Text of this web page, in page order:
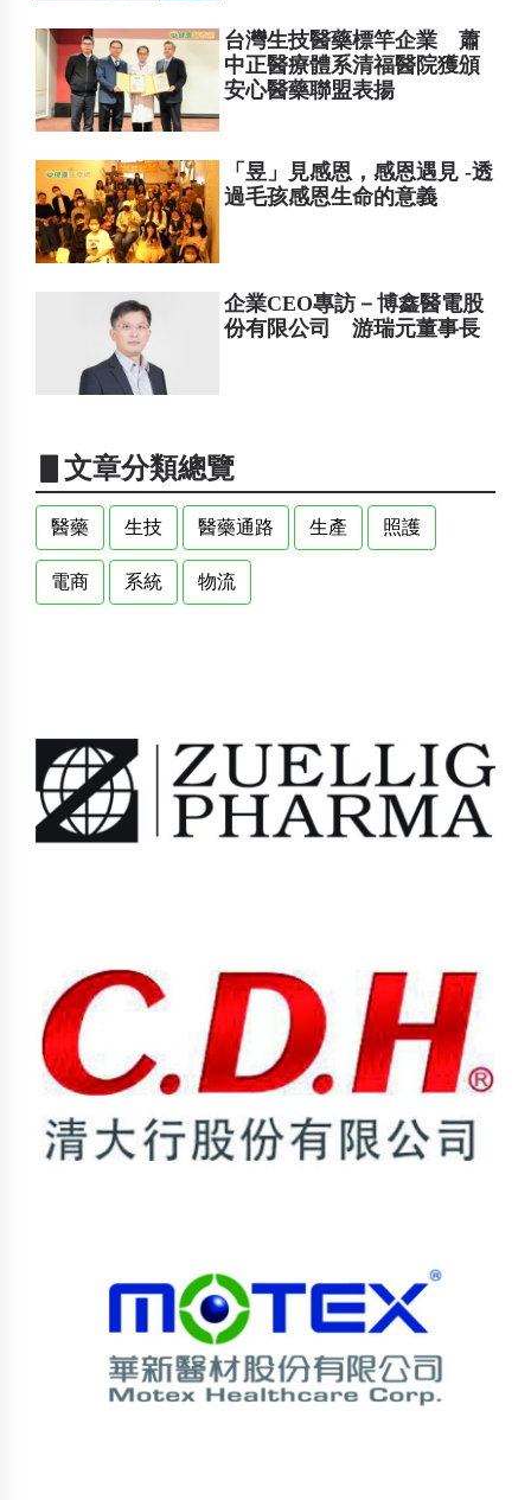
台灣生技醫藥標竿企業 蕭
中正醫療體系清福醫院獲頒
安心醫藥聯盟表揚
「昱」見感恩，感恩遇見 -透
過毛孩感恩生命的意義
企業CEO專訪－博鑫醫電股
份有限公司 游瑞元董事長
▋文章分類總覽
醫藥 生技 醫藥通路 生產 照護
電商 系統 物流